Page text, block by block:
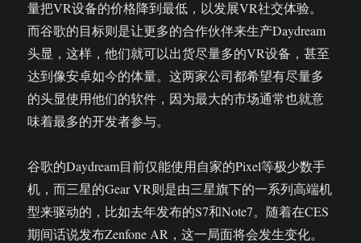
胜
任
量把VR设备的价格降到最低，以发展VR社交体验。
而谷歌的目标则是让更多的合作伙伴来生产Daydream
头显，这样，他们就可以出货尽量多的VR设备，甚至
达到像安卓如今的体量。这两家公司都希望有尽量多
的头显使用他们的软件，因为最大的市场通常也就意
味着最多的开发者参与。
谷歌的Daydream目前仅能使用自家的Pixel等极少数手
机，而三星的Gear VR则是由三星旗下的一系列高端机
型来驱动的，比如去年发布的S7和Note7。随着在CES
期间话说发布Zenfone AR，这一局面将会发生变化。